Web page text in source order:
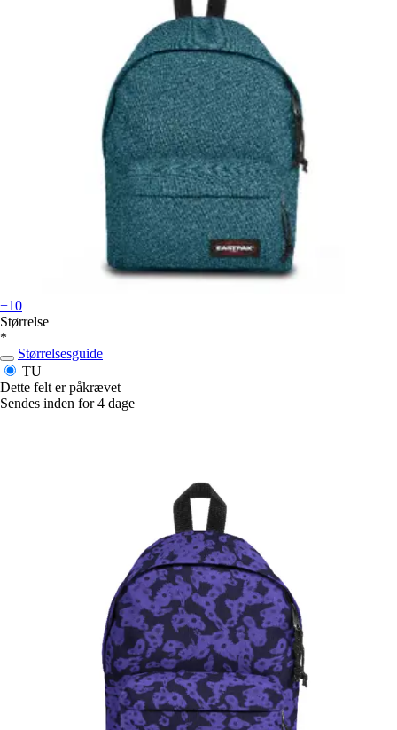
+10
Størrelse
*
Størrelsesguide
TU
Dette felt er påkrævet
Sendes inden for 4 dage